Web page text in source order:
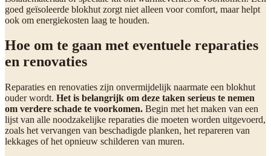
goed geïsoleerde blokhut zorgt niet alleen voor comfort, maar helpt
ook om energiekosten laag te houden.
Hoe om te gaan met eventuele reparaties
en renovaties
Reparaties en renovaties zijn onvermijdelijk naarmate een blokhut
ouder wordt. Het is belangrijk om deze taken serieus te nemen
om verdere schade te voorkomen. Begin met het maken van een
lijst van alle noodzakelijke reparaties die moeten worden uitgevoerd,
zoals het vervangen van beschadigde planken, het repareren van
lekkages of het opnieuw schilderen van muren.